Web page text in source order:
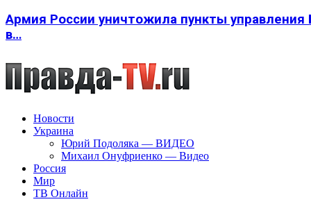
Армия России уничтожила пункты
в…
Новости
Украина
Юрий Подоляка — ВИДЕО
Михаил Онуфриенко — Видео
Россия
Мир
ТВ Онлайн